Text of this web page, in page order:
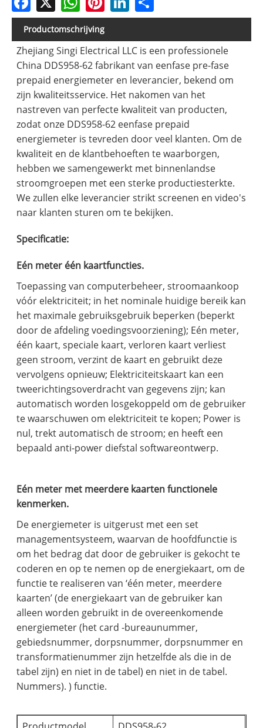
Productomschrijving
Zhejiang Singi Electrical LLC is een professionele
China DDS958-62 fabrikant van eenfase pre-fase
prepaid energiemeter en leverancier, bekend om
zijn kwaliteitsservice. Het nakomen van het
nastreven van perfecte kwaliteit van producten,
zodat onze DDS958-62 eenfase prepaid
energiemeter is tevreden door veel klanten. Om de
kwaliteit en de klantbehoeften te waarborgen,
hebben we samengewerkt met binnenlandse
stroomgroepen met een sterke productiesterkte.
We zullen elke leverancier strikt screenen en video's
naar klanten sturen om te bekijken.
Specificatie:
Eén meter één kaartfuncties.
Toepassing van computerbeheer, stroomaankoop
vóór elektriciteit; in het nominale huidige bereik kan
het maximale gebruiksgebruik beperken (beperkt
door de afdeling voedingsvoorziening); Eén meter,
één kaart, speciale kaart, verloren kaart verliest
geen stroom, verzint de kaart en gebruikt deze
vervolgens opnieuw; Elektriciteitskaart kan een
tweerichtingsoverdracht van gegevens zijn; kan
automatisch worden losgekoppeld om de gebruiker
te waarschuwen om elektriciteit te kopen; Power is
nul, trekt automatisch de stroom; en heeft een
bepaald anti-power diefstal softwareontwerp.
Eén meter met meerdere kaarten functionele
kenmerken.
De energiemeter is uitgerust met een set
managementsysteem, waarvan de hoofdfunctie is
om het bedrag dat door de gebruiker is gekocht te
coderen en op te nemen op de energiekaart, om de
functie te realiseren van ‘één meter, meerdere
kaarten’ (de energiekaart van de gebruiker kan
alleen worden gebruikt in de overeenkomende
energiemeter (het card -bureaunummer,
gebiedsnummer, dorpsnummer, dorpsnummer en
transformatienummer zijn hetzelfde als die in de
tabel zijn) en niet in de tabel) en niet in de tabel.
Nummers). ) functie.